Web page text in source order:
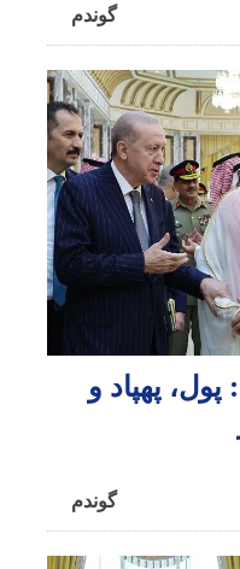
گوندم
پهپاد و
گوندم